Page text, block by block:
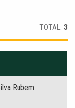
TOTAL: 3
Rubem